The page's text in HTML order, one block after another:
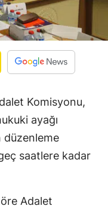
Komisyonu,
ayağı
düzenleme
saatlere kadar
Adalet